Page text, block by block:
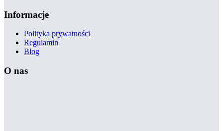
Informacje
Polityka prywatności
Regulamin
Blog
O nas